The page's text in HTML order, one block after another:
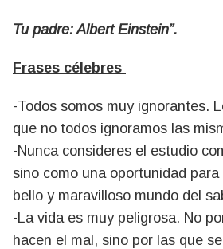
Tu padre: Albert Einstein”.
Frases célebres
-Todos somos muy ignorantes.
que no todos ignoramos las
-Nunca consideres el estudio
sino como una oportunidad
bello y maravilloso mundo del
-La vida es muy peligrosa. No
hacen el mal, sino por las que